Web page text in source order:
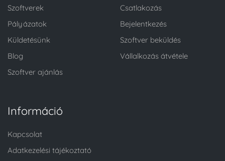
Szoftverek
Pályázatok
Küldetésünk
Blog
Szoftver ajánlás
Csatlakozás
Bejelentkezés
Szoftver beküldés
Vállalkozás átvétele
Információ
Kapcsolat
Adatkezelési tájékoztató